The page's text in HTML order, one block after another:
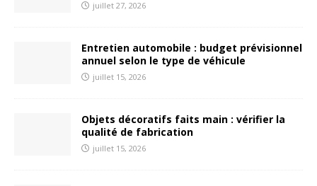
juillet 27, 2026
Entretien automobile : budget prévisionnel
annuel selon le type de véhicule
juillet 15, 2026
Objets décoratifs faits main : vérifier la
qualité de fabrication
juillet 15, 2026